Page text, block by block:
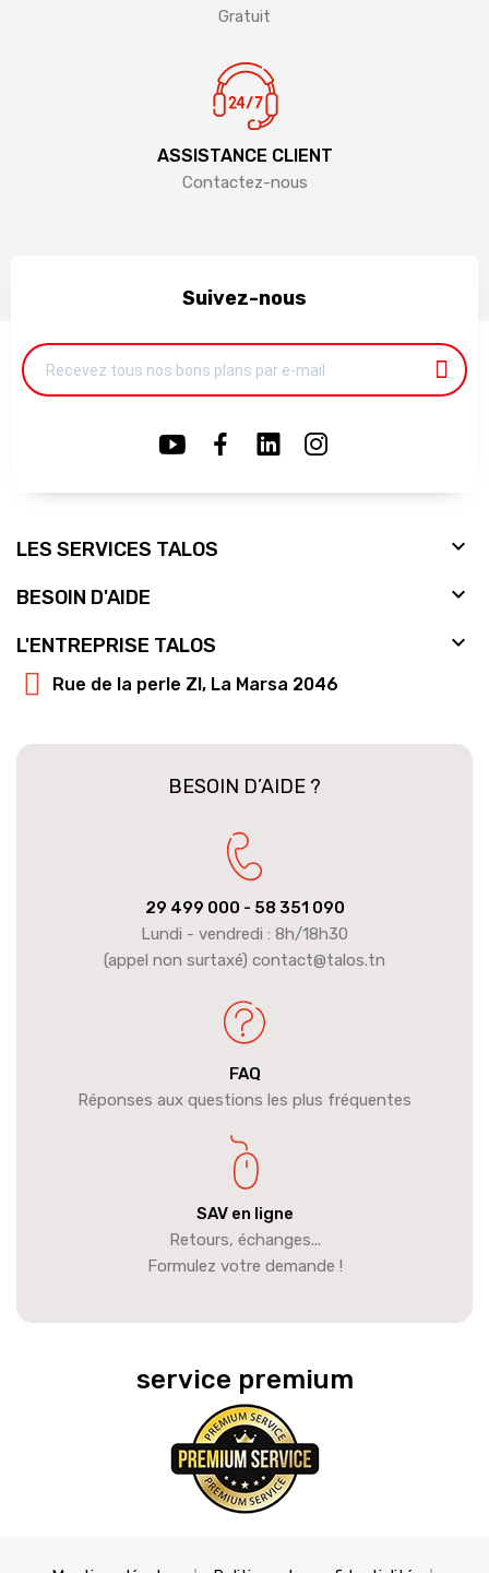
Gratuit
ASSISTANCE CLIENT
Contactez-nous
Suivez-nous
LES SERVICES TALOS 
BESOIN D'AIDE 
L'ENTREPRISE TALOS 
Rue de la perle ZI, La Marsa 2046
BESOIN D’AIDE ?
29 499 000 - 58 351 090
Lundi - vendredi : 8h/18h30
(appel non surtaxé) contact@talos.tn
FAQ
Réponses aux questions les plus fréquentes
SAV en ligne
Retours, échanges...
Formulez votre demande !
service premium